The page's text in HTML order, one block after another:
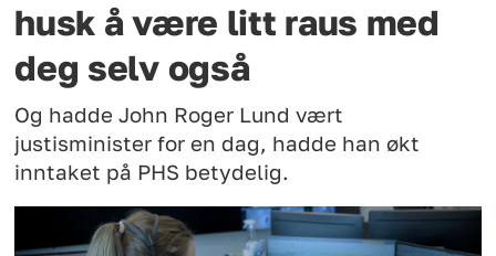
husk å være litt raus med
deg selv også
Og hadde John Roger Lund vært
justisminister for en dag, hadde han økt
inntaket på PHS betydelig.